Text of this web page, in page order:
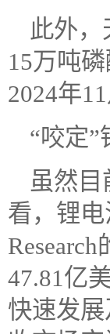
此外
15万吨
2024年
“咬定
虽然
看，锂
47.81亿
快速发